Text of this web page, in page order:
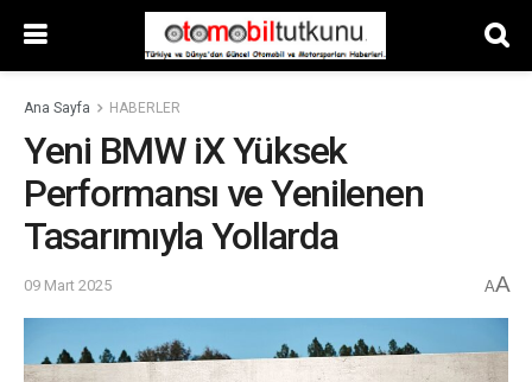
Ana Sayfa HABERLER
Yeni BMW iX Yüksek
Performansı ve Yenilenen
Tasarımıyla Yollarda
09 Mart 2025 AA